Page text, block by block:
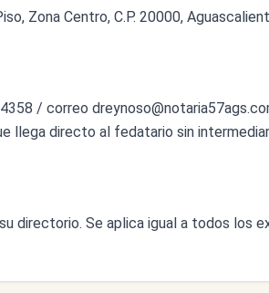
Zona Centro, C.P. 20000,
/ correo
llega directo al fedatario sin
directorio. Se aplica igual a todos los